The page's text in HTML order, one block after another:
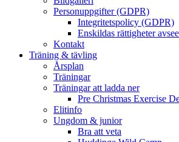
Personuppgifter (GDPR)
Integritetspolicy (GDPR)
Enskildas rättigheter
Kontakt
Träning & tävling
Årsplan
Träningar
Träningar att ladda ner
Pre Christmas Exercise
Elitinfo
Ungdom & junior
Bra att veta